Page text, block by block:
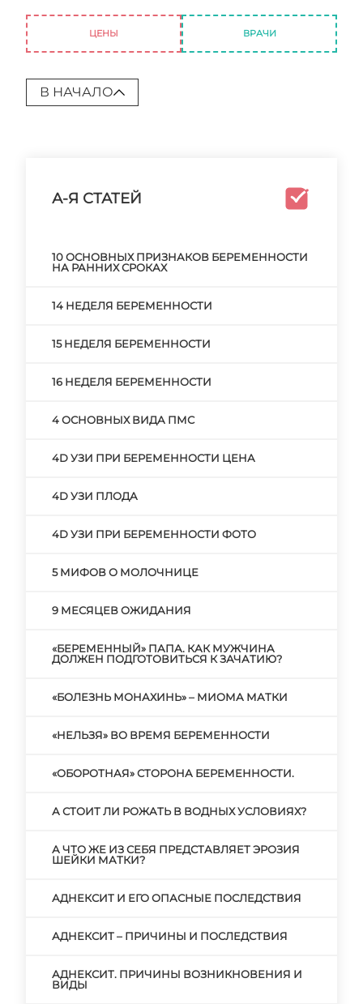
ЦЕНЫ ВРАЧИ
В НАЧАЛО
А-Я СТАТЕЙ
10 ОСНОВНЫХ ПРИЗНАКОВ БЕРЕМЕННОСТИ
НА РАННИХ СРОКАХ
14 НЕДЕЛЯ БЕРЕМЕННОСТИ
15 НЕДЕЛЯ БЕРЕМЕННОСТИ
16 НЕДЕЛЯ БЕРЕМЕННОСТИ
4 ОСНОВНЫХ ВИДА ПМС
4D УЗИ ПРИ БЕРЕМЕННОСТИ ЦЕНА
4D УЗИ ПЛОДА
4D УЗИ ПРИ БЕРЕМЕННОСТИ ФОТО
5 МИФОВ О МОЛОЧНИЦЕ
9 МЕСЯЦЕВ ОЖИДАНИЯ
«БЕРЕМЕННЫЙ» ПАПА. КАК МУЖЧИНА
ДОЛЖЕН ПОДГОТОВИТЬСЯ К ЗАЧАТИЮ?
«БОЛЕЗНЬ МОНАХИНЬ» – МИОМА МАТКИ
«НЕЛЬЗЯ» ВО ВРЕМЯ БЕРЕМЕННОСТИ
«ОБОРОТНАЯ» СТОРОНА БЕРЕМЕННОСТИ.
А СТОИТ ЛИ РОЖАТЬ В ВОДНЫХ УСЛОВИЯХ?
А ЧТО ЖЕ ИЗ СЕБЯ ПРЕДСТАВЛЯЕТ ЭРОЗИЯ
ШЕЙКИ МАТКИ?
АДНЕКСИТ И ЕГО ОПАСНЫЕ ПОСЛЕДСТВИЯ
АДНЕКСИТ – ПРИЧИНЫ И ПОСЛЕДСТВИЯ
АДНЕКСИТ. ПРИЧИНЫ ВОЗНИКНОВЕНИЯ И
ВИДЫ